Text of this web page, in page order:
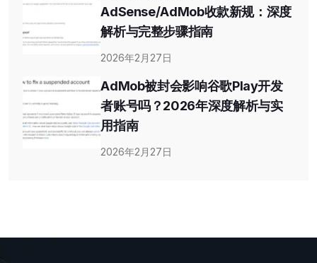
AdSense/AdMob收款新规：深度
解析与完整步骤指南
2026年2月27日
AdMob被封会影响谷歌Play开发
者账号吗？2026年深度解析与实
用指南
2026年2月27日